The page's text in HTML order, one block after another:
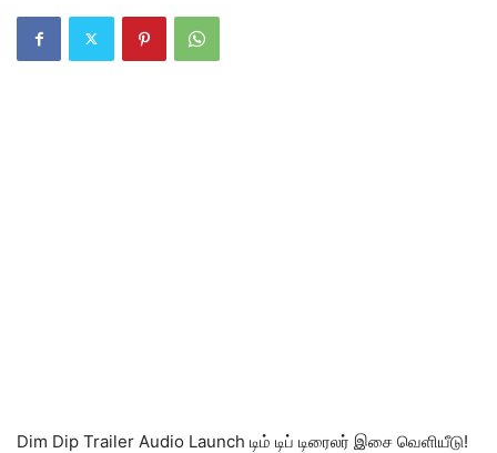
Dim Dip Trailer Audio Launch டிம் டிப் டிரைலர் இசை வெளியீடு!